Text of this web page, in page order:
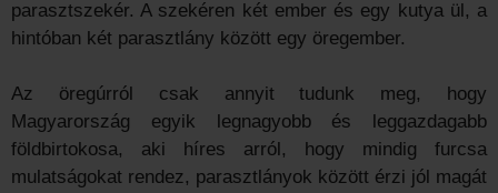
parasztszekér. A szekéren két ember és egy kutya ül, a
hintóban két parasztlány között egy öregember.
Az öregúrról csak annyit tudunk meg, hogy
Magyarország egyik legnagyobb és leggazdagabb
földbirtokosa, aki híres arról, hogy mindig furcsa
mulatságokat rendez, parasztlányok között érzi jól magát